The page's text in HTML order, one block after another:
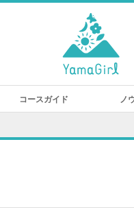
コースガイド ノ